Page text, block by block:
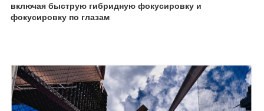
включая быструю гибридную фокусировку и
фокусировку по глазам